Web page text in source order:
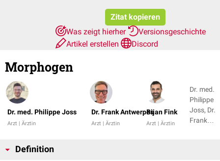
Zitat kopieren
Was zeigt hierher
Versionsgeschichte
Artikel erstellen
Discord
Morphogen
Dr. med. Philippe Joss
Arzt | Ärztin
Dr. Frank Antwerpes
Arzt | Ärztin
Bijan Fink
Arzt | Ärztin
Dr. med.
Philippe
Joss, Dr.
Frank
Definition